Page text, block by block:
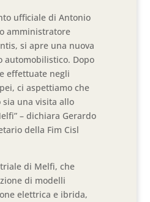
ufficiale di Antonio
amministratore
si apre una nuova
automobilistico. Dopo
effettuate negli
ci aspettiamo che
sia una visita allo
– dichiara Gerardo
della Fim Cisl
di Melfi, che
di modelli
elettrica e ibrida,